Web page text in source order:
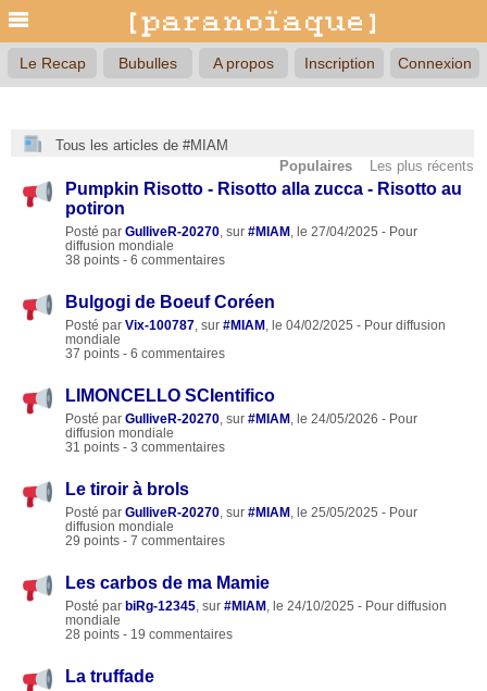
Le Recap Bubulles A propos Inscription Connexion
Tous les articles de #MIAM
Populaires
Les plus récents
Pumpkin Risotto - Risotto alla zucca - Risotto au
potiron
Posté par GulliveR-20270 , sur #MIAM
, le 27/04/2025 - Pour
diffusion mondiale
38 points - 6 commentaires
Bulgogi de Boeuf Coréen
Posté par Vix-100787 , sur #MIAM
, le 04/02/2025 - Pour diffusion
mondiale
37 points - 6 commentaires
LIMONCELLO SCIentifico
Posté par GulliveR-20270 , sur #MIAM
, le 24/05/2026 - Pour
diffusion mondiale
31 points - 3 commentaires
Le tiroir à brols
Posté par GulliveR-20270 , sur #MIAM
, le 25/05/2025 - Pour
diffusion mondiale
29 points - 7 commentaires
Les carbos de ma Mamie
Posté par biRg-12345 , sur #MIAM
, le 24/10/2025 - Pour diffusion
mondiale
28 points - 19 commentaires
La truffade